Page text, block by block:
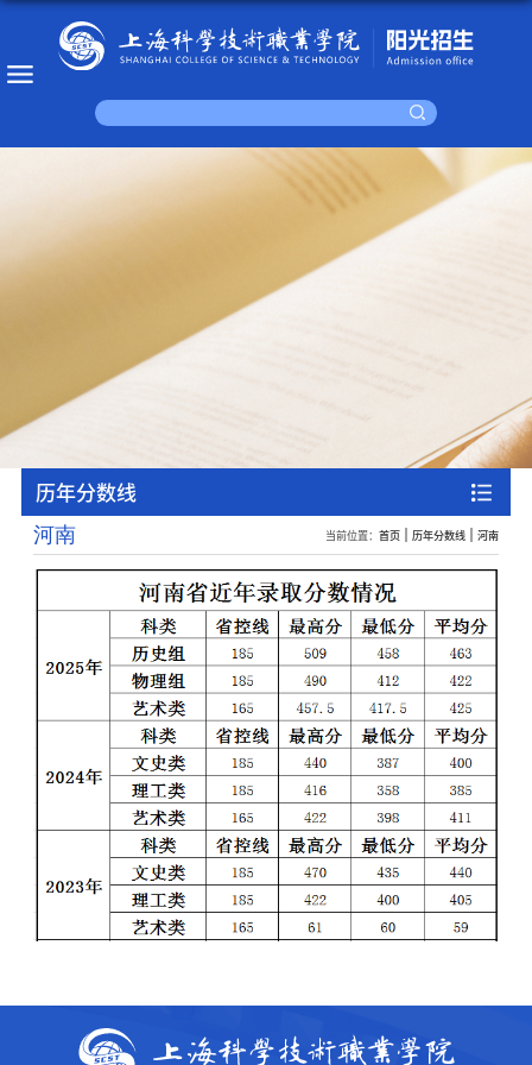
历年分数线
当前位置：首页 历年分数线 河南
河南